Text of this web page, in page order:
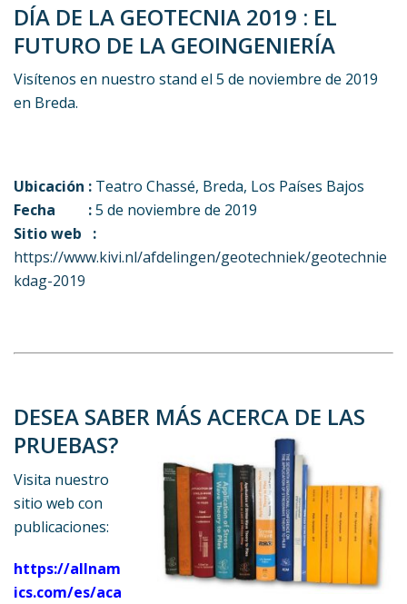
DÍA DE LA GEOTECNIA 2019 : EL
FUTURO DE LA GEOINGENIERÍA
Visítenos en nuestro stand el 5 de noviembre de 2019
en Breda.
Ubicación : Teatro Chassé, Breda, Los Países Bajos
Fecha :5 de noviembre de 2019
Sitio web :
https://www.kivi.nl/afdelingen/geotechniek/geotechnie
kdag-2019
DESEA SABER MÁS ACERCA DE LAS
PRUEBAS?
Visita nuestro
sitio web con
publicaciones:
https://allnam
ics.com/es/aca